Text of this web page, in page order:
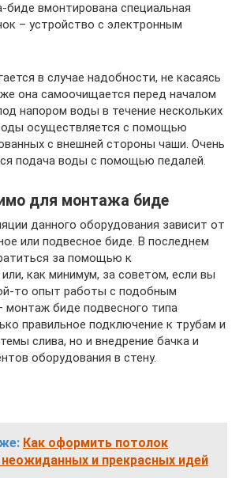
биде вмонтирована специальная
– устройство с электронным
в случае надобности, не касаясь
она самоочищается перед началом
напором воды в течение нескольких
осуществляется с помощью
с внешней стороны чаши. Очень
подача воды с помощью педалей.
для монтажа биде
данного оборудования зависит от
или подвесное биде. В последнем
за помощью к
как минимум, за советом, если вы
то опыт работы с подобным
монтаж биде подвесного типа
правильное подключение к трубам и
слива, но и внедрение бачка и
оборудования в стену.
Как оформить потолок
неожиданных и прекрасных идей